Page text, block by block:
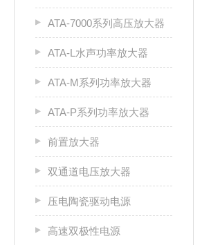
ATA-7000系列高压放大器
ATA-L水声功率放大器
ATA-M系列功率放大器
ATA-P系列功率放大器
前置放大器
双通道电压放大器
压电陶瓷驱动电源
高速双极性电源